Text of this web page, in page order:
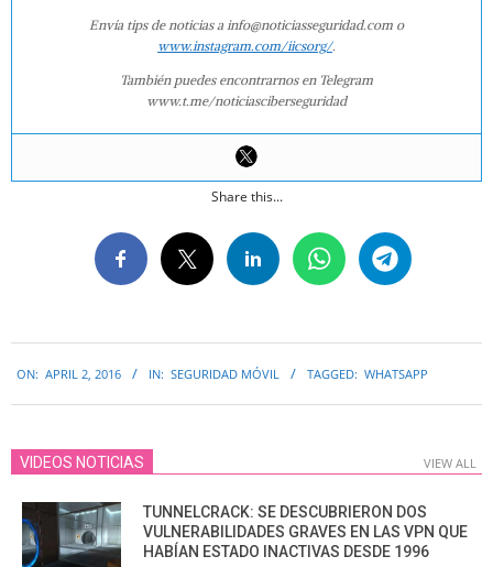
Envía tips de noticias a info@noticiasseguridad.com o
www.instagram.com/iicsorg/.
También puedes encontrarnos en Telegram
www.t.me/noticiasciberseguridad
Share this...
04-
02
ON: APRIL 2, 2016 IN: SEGURIDAD MÓVIL TAGGED: WHATSAPP
VIDEOS NOTICIAS VIEW ALL
TUNNELCRACK: SE DESCUBRIERON DOS
VULNERABILIDADES GRAVES EN LAS VPN QUE
HABÍAN ESTADO INACTIVAS DESDE 1996